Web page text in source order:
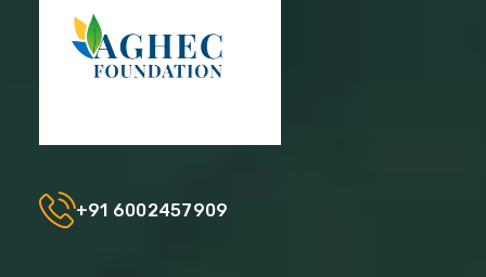
+91 6002457909